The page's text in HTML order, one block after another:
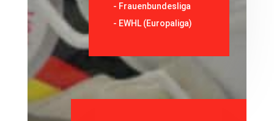
- Frauenbundesliga
- EWHL (Europaliga)